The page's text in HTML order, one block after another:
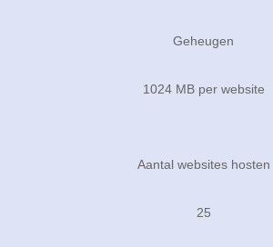
Geheugen
1024 MB per website
Aantal websites hosten
25